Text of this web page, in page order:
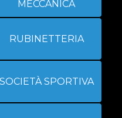
MECCANICA
RUBINETTERIA
SOCIETÀ SPORTIVA